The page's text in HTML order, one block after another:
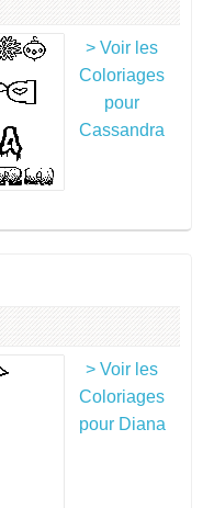
> Voir les
Coloriages
pour
Cassandra
> Voir les
Coloriages
pour Diana